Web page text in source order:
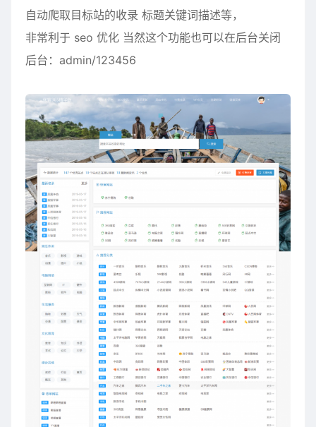
自动爬取目标站的收录 标题关键词描述等，
非常利于 seo 优化 当然这个功能也可以在后台关闭
后台：admin/123456